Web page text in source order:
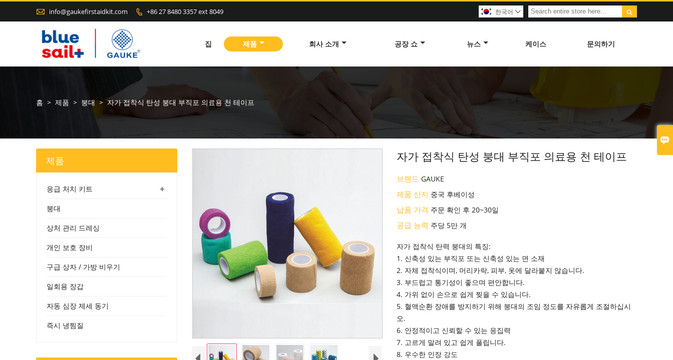

 info@gaukefirstaidkit.com  +86 27 8480 3357 ext 8049 
한국어 
집 제품 회사 소개 공장 쇼 뉴스 케이스 문의하기
홈 > 제품 > 붕대 > 자가 접착식 탄성 붕대 부직포 의료용 천 테이프
자가 접착식 탄성 붕대 부직포 의료용 천 테이프
브랜드GAUKE
제품 산지 중국 후베이성
납품 가격 주문 확인 후 20~30일
공급 능력 주당 5만 개
자가 접착식 탄력 붕대의 특징:
1. 신축성 있는 부직포 또는 신축성 있는 면 소재
2. 자체 접착식이며, 머리카락, 피부, 옷에 달라붙지 않습니다.
3. 부드럽고 통기성이 좋으며 편안합니다.
4. 가위 없이 손으로 쉽게 찢을 수 있습니다.
5. 혈액순환 장애를 방지하기 위해 붕대의 조임 정도를 자유롭게 조절하십시
오.
6. 안정적이고 신뢰할 수 있는 응집력
7. 고르게 말려 있고 쉽게 풀립니다.
8. 우수한 인장 강도
제품
+
응급 처치 키트
붕대
상처 관리 드레싱
개인 보호 장비
구급 상자 / 가방 비우기
일회용 장갑
자동 심장 제세 동기
즉시 냉찜질